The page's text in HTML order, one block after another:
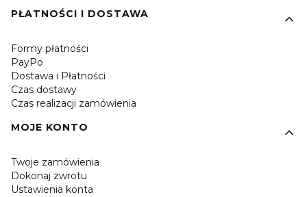
PŁATNOŚCI I DOSTAWA
Formy płatności
PayPo
Dostawa i Płatności
Czas dostawy
Czas realizacji zamówienia
MOJE KONTO
Twoje zamówienia
Dokonaj zwrotu
Ustawienia konta